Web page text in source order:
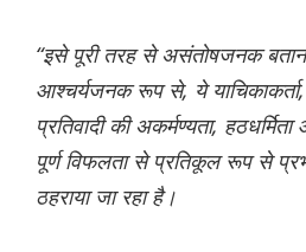
“इसे पूरी तरह से असंतोषजनक
आश्चर्यजनक रूप से, ये
प्रतिवादी की अकर्मण्यता,
पूर्ण विफलता से प्रतिकूल रूप से
ठहराया जा रहा है।